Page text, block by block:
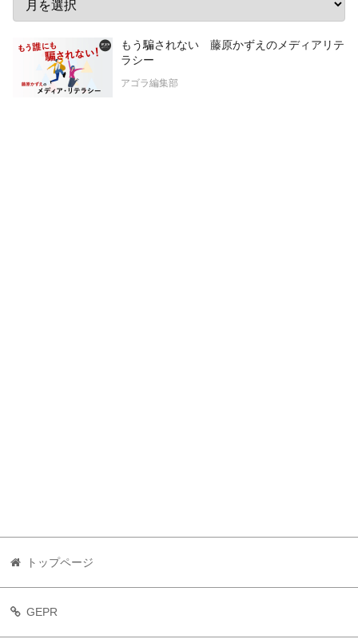
もう騙されない 藤原かずえのメディアリテ
ラシー
アゴラ編集部
トップページ
GEPR